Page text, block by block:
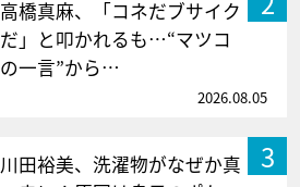
高橋真麻、「コネだブサイク
だ」と叩かれるも…“マツコ
の一言”から…
2026.08.05
3
川田裕美、洗濯物がなぜか真